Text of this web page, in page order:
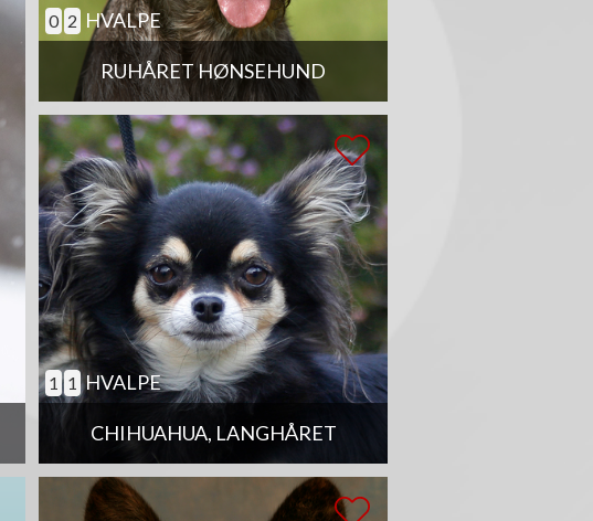
RUHÅRET HØNSEHUND
0 2 HVALPE
CHIHUAHUA, LANGHÅRET
1 1 HVALPE